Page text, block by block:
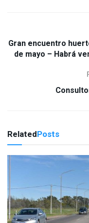
Gran encuentro
de mayo – Habrá
RelatedPosts